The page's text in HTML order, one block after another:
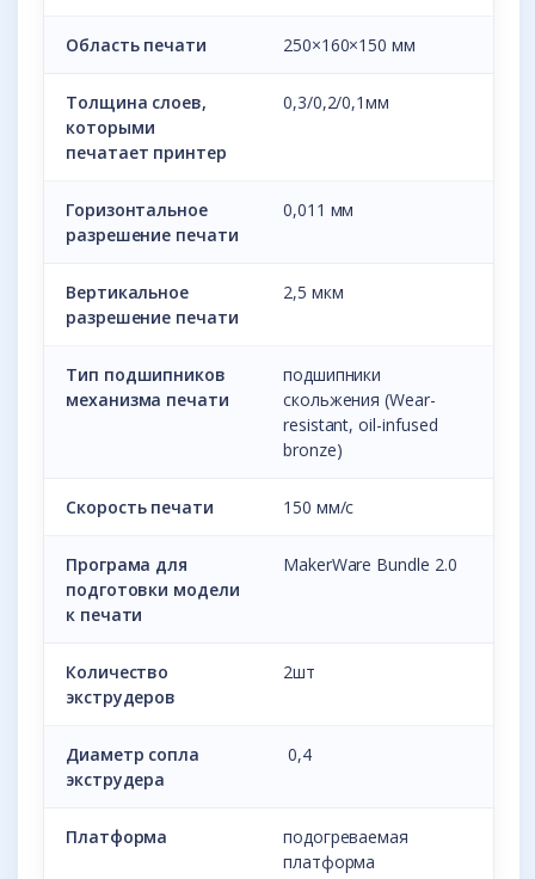
Область печати 250×160×150 мм
Толщина слоев,
которыми
печатает принтер
0,3/0,2/0,1мм
Горизонтальное
разрешение печати
0,011 мм
Вертикальное
разрешение печати
2,5 мкм
Тип подшипников
механизма печати
подшипники
скольжения (Wear-
resistant, oil-infused
bronze)
Скорость печати 150 мм/с
Програма для
подготовки модели
к печати
MakerWare Bundle 2.0
Количество
экструдеров
2шт
Диаметр сопла
экструдера
0,4
Платформа
подогреваемая
платформа